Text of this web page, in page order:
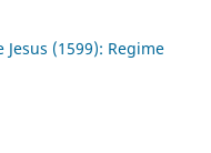
(1599): Regime